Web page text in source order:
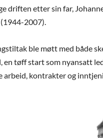
driften etter sin far,
2007).
ble møtt med både
en tøff start som nyansatt
arbeid, kontrakter og